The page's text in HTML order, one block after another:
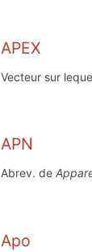
APEX
Vecteur sur
APN
Abrev. de
Apo